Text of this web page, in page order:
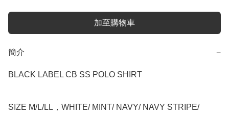
加至購物車
簡介 −
BLACK LABEL CB SS POLO SHIRT
SIZE M/L/LL，WHITE/ MINT/ NAVY/ NAVY STRIPE/